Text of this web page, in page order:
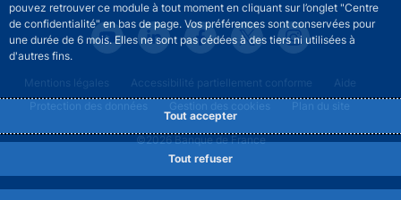
pouvez retrouver ce module à tout moment en cliquant sur l’onglet "Centre
de confidentialité" en bas de page. Vos préférences sont conservées pour
une durée de 6 mois. Elles ne sont pas cédées à des tiers ni utilisées à
d'autres fins.
Tout accepter
Tout refuser
©2026 Banque de France
Footer legal notice menu
Mentions légales Accessibilité partiellement conforme
Aide
Protection des données
Gestion des cookies Plan du site